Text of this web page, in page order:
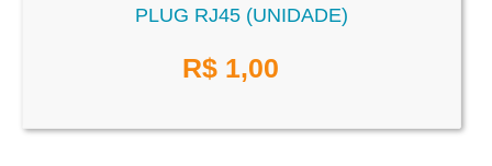
PLUG RJ45 (UNIDADE)
R$ 1,00